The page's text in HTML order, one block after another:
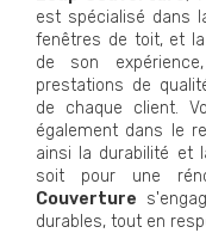
est spécialisé dans
fenêtres de toit, et
de son
prestations de
de chaque client.
également dans le
ainsi la durabilité et
soit pour une
Couverture
durables, tout en